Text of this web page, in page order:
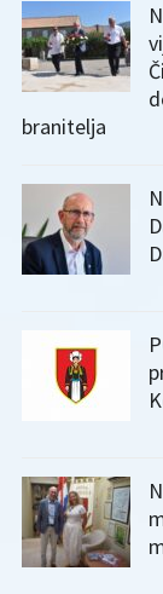
branitelja